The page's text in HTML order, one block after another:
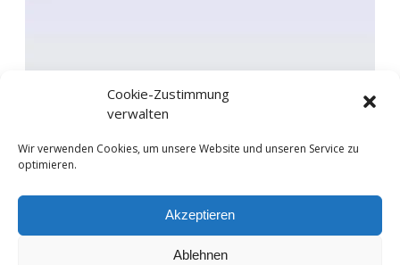
Cookie-Zustimmung
verwalten
Wir verwenden Cookies, um unsere Website und unseren Service zu
optimieren.
Akzeptieren
Ablehnen